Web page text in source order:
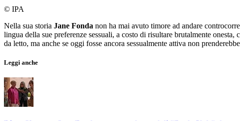
© IPA
Nella sua storia Jane Fonda non ha mai avuto timore ad andare
lingua della sue preferenze sessuali, a costo di risultare brutalmente
da letto, ma anche se oggi fosse ancora sessualmente attiva non
Leggi anche